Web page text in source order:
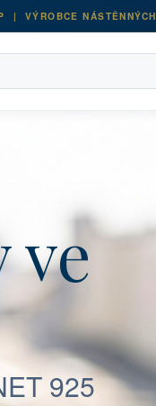
| VÝROBCE
ve
925